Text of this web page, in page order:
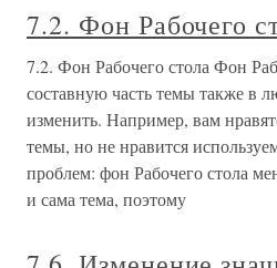
7.2. Фон Рабочего
7.2. Фон Рабочего стола Фон
составную часть темы также в
изменить. Например, вам
темы, но не нравится
проблем: фон Рабочего стола
и сама тема, поэтому